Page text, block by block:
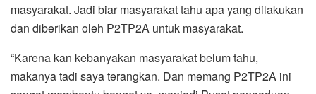
masyarakat. Jadi biar masyarakat tahu apa yang dilakukan
dan diberikan oleh P2TP2A untuk masyarakat.
“Karena kan kebanyakan masyarakat belum tahu,
makanya tadi saya terangkan. Dan memang P2TP2A ini